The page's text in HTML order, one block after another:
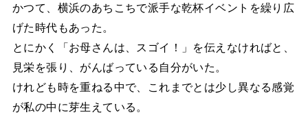
かつて、横浜のあちこちで派手な乾杯イベントを繰り広
げた時代もあった。
とにかく「お母さんは、スゴイ！」を伝えなければと、
見栄を張り、がんばっている自分がいた。
けれども時を重ねる中で、これまでとは少し異なる感覚
が私の中に芽生えている。